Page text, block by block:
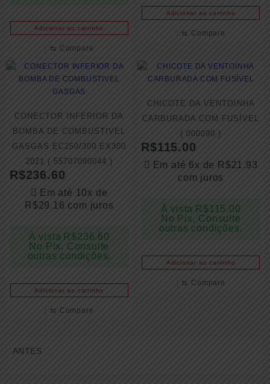
Adicionar ao carrinho
⇆ Compare
Adicionar ao carrinho
⇆ Compare
CONECTOR INFERIOR DA
BOMBA DE COMBUSTIVEL
GASGAS EC250/300 EX300
2021 ( 55707090044 )
R$236.60
Em até 10x de
R$29.16 com juros
À vista R$236.60
No Pix. Consulte
outras condições.
Adicionar ao carrinho
⇆ Compare
CHICOTE DA VENTOINHA
CARBURADA COM FUSÍVEL
( 000090 )
R$115.00
Em até 6x de R$21.93
com juros
À vista R$115.00
No Pix. Consulte
outras condições.
Adicionar ao carrinho
⇆ Compare
ANTES